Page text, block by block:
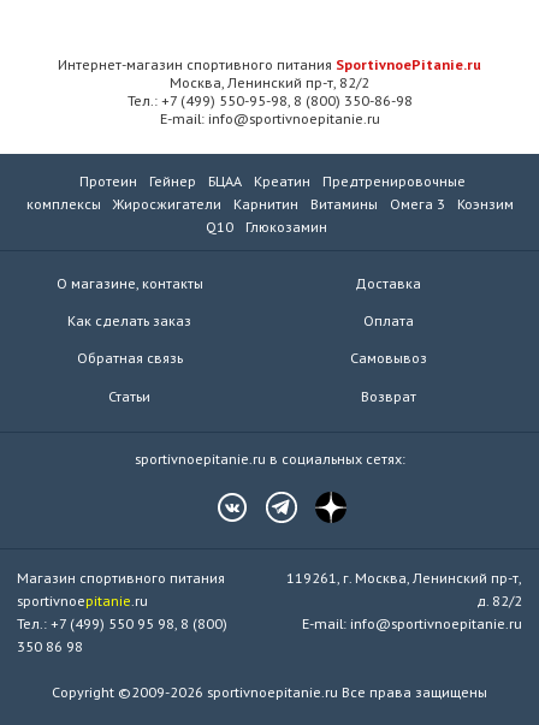
Интернет-магазин спортивного питания SportivnoePitanie.ru
Москва, Ленинский пр-т, 82/2
Тел.: +7 (499) 550-95-98, 8 (800) 350-86-98
E-mail: info@sportivnoepitanie.ru
Протеин Гейнер БЦАА Креатин
Предтренировочные
комплексы
Жиросжигатели Карнитин Витамины Омега 3
Коэнзим
Q10
Глюкозамин
О магазине, контакты
Как сделать заказ
Обратная связь
Статьи
Доставка
Оплата
Самовывоз
Возврат
sportivnoepitanie.ru в социальных сетях:
Магазин спортивного питания
sportivnoepitanie .ru
Тел.: +7 (499) 550 95 98, 8 (800)
350 86 98
119261, г. Москва, Ленинский пр-т,
д. 82/2
E-mail: info@sportivnoepitanie.ru
Copyright ©2009-2026 sportivnoepitanie.ru Все права защищены